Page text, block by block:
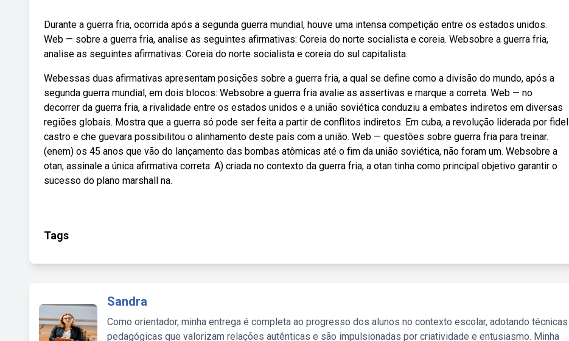
Durante a guerra fria, ocorrida após a segunda guerra mundial, houve uma intensa competição entre os estados unidos.
Web — sobre a guerra fria, analise as seguintes afirmativas: Coreia do norte socialista e coreia. Websobre a guerra fria,
analise as seguintes afirmativas: Coreia do norte socialista e coreia do sul capitalista.
Webessas duas afirmativas apresentam posições sobre a guerra fria, a qual se define como a divisão do mundo, após a
segunda guerra mundial, em dois blocos: Websobre a guerra fria avalie as assertivas e marque a correta. Web — no
decorrer da guerra fria, a rivalidade entre os estados unidos e a união soviética conduziu a embates indiretos em diversas
regiões globais. Mostra que a guerra só pode ser feita a partir de conflitos indiretos. Em cuba, a revolução liderada por fidel
castro e che guevara possibilitou o alinhamento deste país com a união. Web — questões sobre guerra fria para treinar.
(enem) os 45 anos que vão do lançamento das bombas atômicas até o fim da união soviética, não foram um. Websobre a
otan, assinale a única afirmativa correta: A) criada no contexto da guerra fria, a otan tinha como principal objetivo garantir o
sucesso do plano marshall na.
Tags
Sandra
Como orientador, minha entrega é completa ao progresso dos alunos no contexto escolar, adotando técnicas
pedagógicas que valorizam relações autênticas e são impulsionadas por criatividade e entusiasmo. Minha